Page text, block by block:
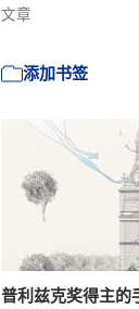
文章
添加书签
普利兹克奖得主的